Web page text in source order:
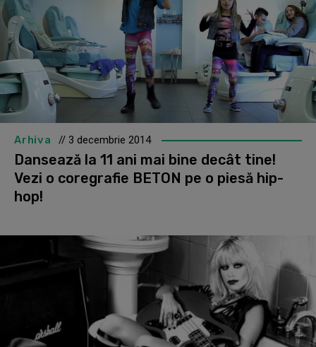
Arhiva // 3 decembrie 2014
Dansează la 11 ani mai bine decât tine!
Vezi o coregrafie BETON pe o piesă hip-
hop!